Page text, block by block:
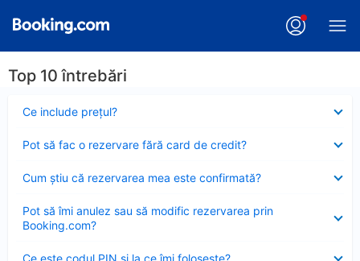
Top 10 întrebări
Ce include preţul?
închis
Pot să fac o rezervare fără card de credit?
închis
Cum ştiu că rezervarea mea este confirmată?
închis
Pot să îmi anulez sau să modific rezervarea prin
Booking.com?
închis
Ce este codul PIN şi la ce îmi foloseşte?